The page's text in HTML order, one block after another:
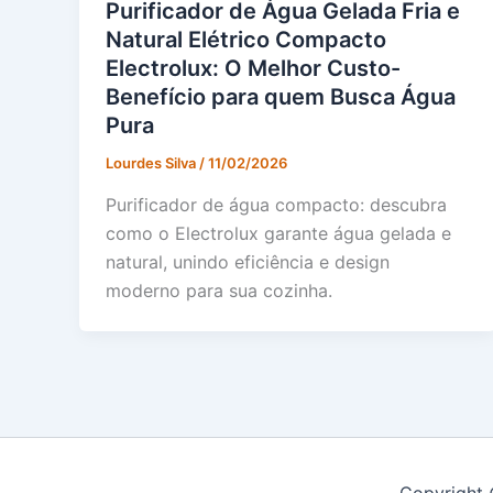
Purificador de Água Gelada Fria e
Natural Elétrico Compacto
Electrolux: O Melhor Custo-
Benefício para quem Busca Água
Pura
Lourdes Silva/11/02/2026
Purificador de água compacto: descubra
como o Electrolux garante água gelada e
natural, unindo eficiência e design
moderno para sua cozinha.